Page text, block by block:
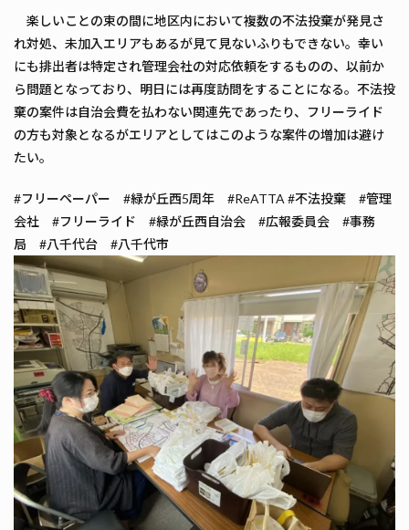
楽しいことの束の間に地区内において複数の不法投棄が発見さ
れ対処、未加入エリアもあるが見て見ないふりもできない。幸い
にも排出者は特定され管理会社の対応依頼をするものの、以前か
ら問題となっており、明日には再度訪問をすることになる。不法投
棄の案件は自治会費を払わない関連先であったり、フリーライド
の方も対象となるがエリアとしてはこのような案件の増加は避け
たい。
#フリーペーパー #緑が丘西5周年 #ReATTA #不法投棄 #管理
会社 #フリーライド #緑が丘西自治会 #広報委員会 #事務
局 #八千代台 #八千代市